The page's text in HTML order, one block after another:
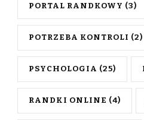
PORTAL RANDKOWY (3)
POTRZEBA KONTROLI (2)
PSYCHOLOGIA (25)
RANDKI ONLINE (4)